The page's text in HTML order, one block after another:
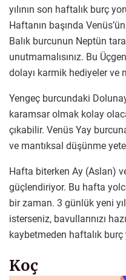
yılının son haftalık burç
Haftanın başında
Balık burcunun Neptün
unutmamalısınız. Bu
dolayı karmik hediyeler ve
Yengeç burcundaki
karamsar olmak kolay
çıkabilir. Venüs Yay
ve mantıksal düşünme
Hafta biterken Ay (Aslan)
güçlendiriyor. Bu hafta
bir zaman. 3 günlük yeni
isterseniz, bavullarınızı
kaybetmeden haftalık burç
Koç